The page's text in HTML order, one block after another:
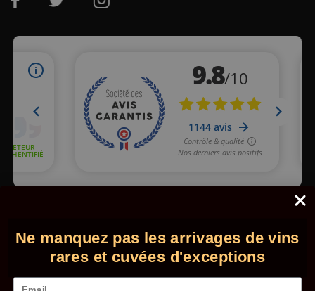
© 2026 - Comptoir des Millésimes. Tous droits réservés.•
Mentions légales
CGV
Ne manquez pas les arrivages de vins
rares et cuvées d'exceptions
Email